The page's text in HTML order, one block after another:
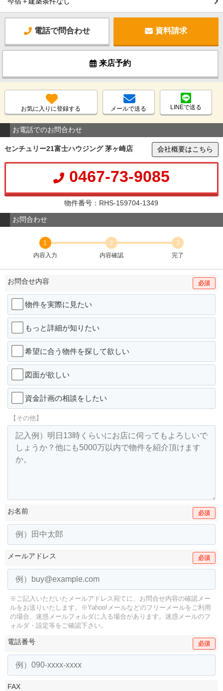
電話で問合わせ 資料請求
来店予約
お気に入りに登録する メールで送る LINEで送る
お電話でのお問合わせ
センチュリー21富士ハウジング 茅ヶ崎店 会社概要はこちら
0467-73-9085
物件番号：RHS-159704-1349
お問合わせ
1
内容入力
2
内容確認
3
完了
お問合せ内容 必須
物件を実際に見たい
もっと詳細が知りたい
希望に合う物件を探して欲しい
図面が欲しい
資金計画の相談をしたい
【その他】
お名前 必須
メールアドレス 必須
※ご記入いただいたメールアドレス宛てに、お問合せ内容の確認メー
ルをお送りいたします。
※Yahoo!メールなどのフリーメールをご利用
の場合、迷惑メールフォルダに入る場合があります。 迷惑メールのフ
ォルダ・設定等をご確認下さい。
電話番号 必須
FAX